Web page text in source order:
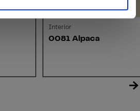
Interior
0081 Alpaca